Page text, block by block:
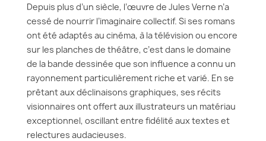
Depuis plus d’un siècle, l’œuvre de Jules Verne n’a
cessé de nourrir l’imaginaire collectif. Si ses romans
ont été adaptés au cinéma, à la télévision ou encore
sur les planches de théâtre, c’est dans le domaine
de la bande dessinée que son influence a connu un
rayonnement particulièrement riche et varié. En se
prêtant aux déclinaisons graphiques, ses récits
visionnaires ont offert aux illustrateurs un matériau
exceptionnel, oscillant entre fidélité aux textes et
relectures audacieuses.